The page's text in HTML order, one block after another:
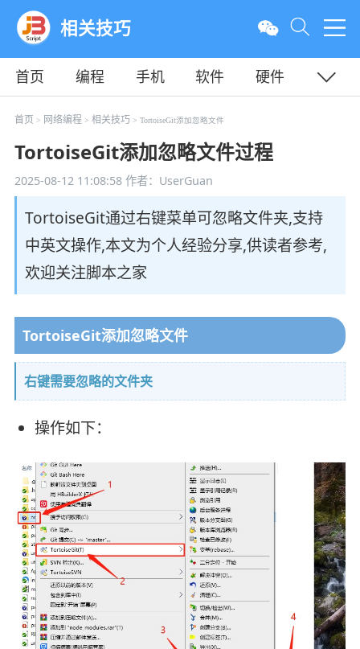
相关技巧
首页 编程 手机 软件
硬件
教程
平面 服务器
首页 > 网络编程 > 相关技巧 > TortoiseGit添加忽略文件
TortoiseGit添加忽略文件过程
2025-08-12 11:08:58作者：UserGuan
TortoiseGit通过右键菜单可忽略文件夹,支持
中英文操作,本文为个人经验分享,供读者参考,
欢迎关注脚本之家
TortoiseGit添加忽略文件
右键需要忽略的文件夹
操作如下：